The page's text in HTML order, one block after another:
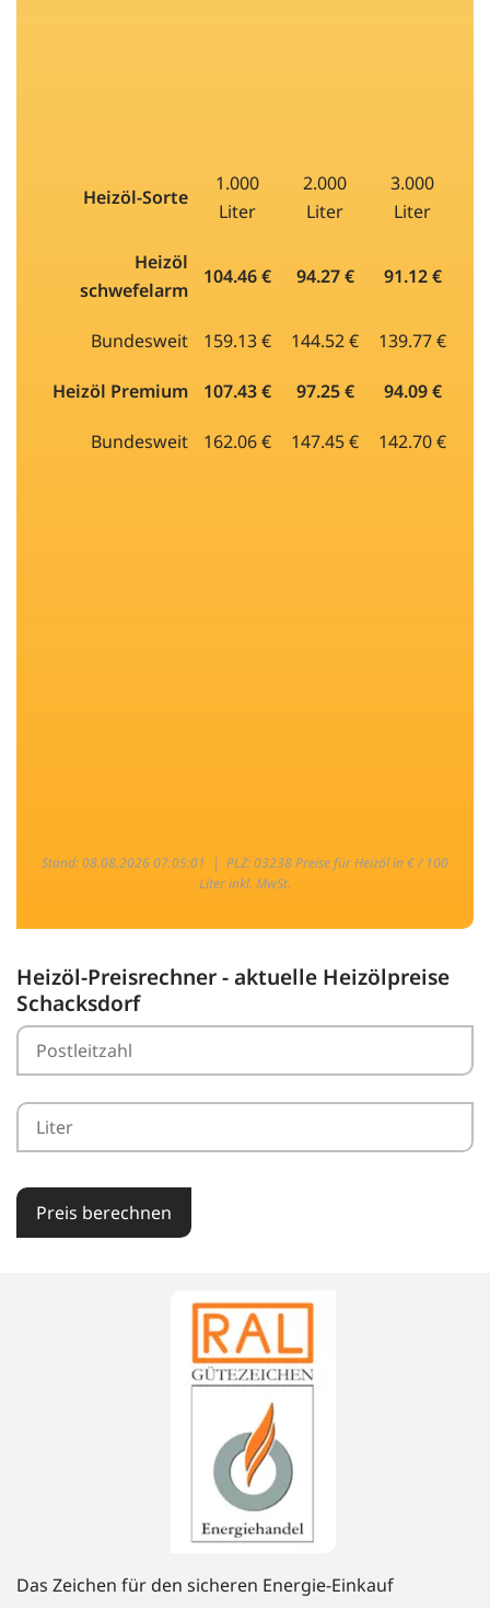
Heizöl-Sorte
1.000
Liter
2.000
Liter
3.000
Liter
Heizöl
schwefelarm
104.46 € 94.27 € 91.12 €
Bundesweit 159.13 € 144.52 € 139.77 €
Heizöl Premium 107.43 € 97.25 € 94.09 €
Bundesweit 162.06 € 147.45 € 142.70 €
Stand: 08.08.2026 07:05:01 | PLZ: 03238 Preise für Heizöl in € / 100
Liter inkl. MwSt.
Heizöl-Preisrechner - aktuelle Heizölpreise
Schacksdorf
Preis berechnen
Das Zeichen für den sicheren Energie-Einkauf